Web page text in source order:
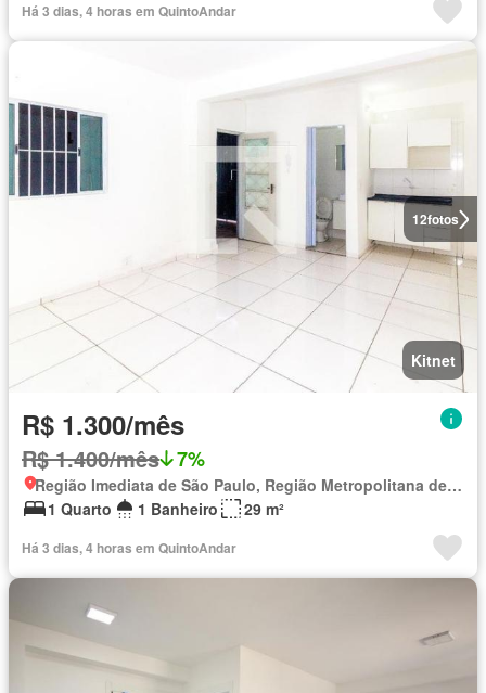
Há 3 dias, 4 horas em QuintoAndar
12fotos
Kitnet
R$ 1.300/mês
R$ 1.400/mês 7%
Região Imediata de São Paulo, Região Metropolitana de São Paulo
1 Quarto
1 Banheiro 29 m²
Há 3 dias, 4 horas em QuintoAndar